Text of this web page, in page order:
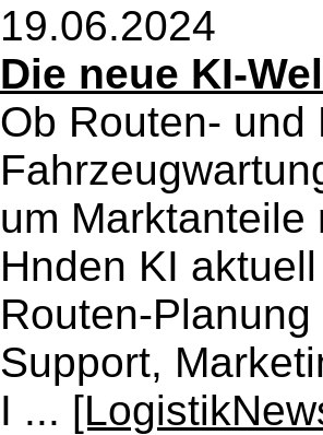
19.06.2024
Die neue KI-
Ob Routen- und
um Marktanteile
Hnden KI
Routen-
Support,
I ...